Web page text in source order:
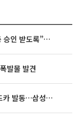
김정관 장관 “반도체 성과급, 주총 승인 받도록”…상법·자본시장법 개정 시사
발물 발견
코스피, 장중 5%대 급락에 사이드카 발동…삼성·SK 동반 폭락